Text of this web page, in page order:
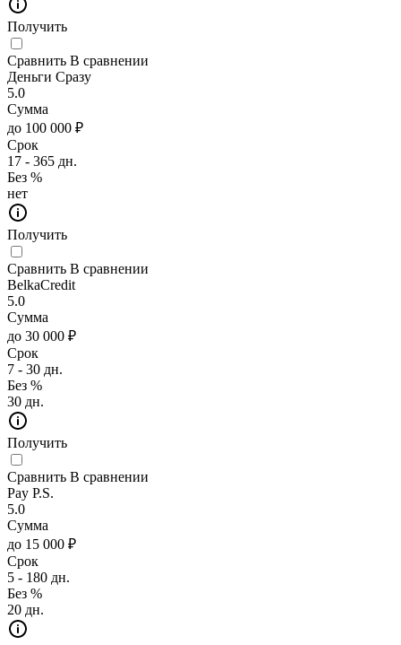
Получить
Сравнить В сравнении
Деньги Сразу
5.0
Сумма
до 100 000 ₽
Срок
17 - 365 дн.
Без %
нет
Получить
Сравнить В сравнении
BelkaCredit
5.0
Сумма
до 30 000 ₽
Срок
7 - 30 дн.
Без %
30 дн.
Получить
Сравнить В сравнении
Pay P.S.
5.0
Сумма
до 15 000 ₽
Срок
5 - 180 дн.
Без %
20 дн.